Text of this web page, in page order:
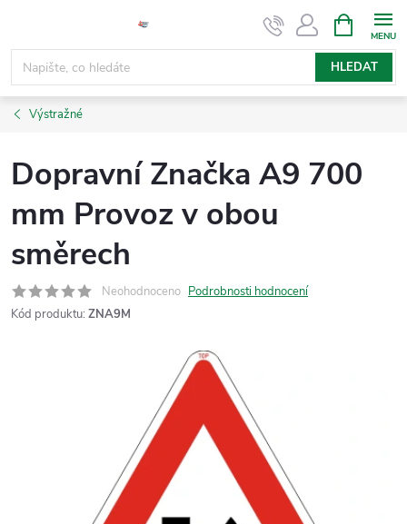
obsah
HLEDAT
NÁKUPNÍ
KOŠÍK
Výstražné
Dopravní Značka A9 700
mm Provoz v obou
směrech
Neohodnoceno Podrobnosti hodnocení
Kód produktu: ZNA9M